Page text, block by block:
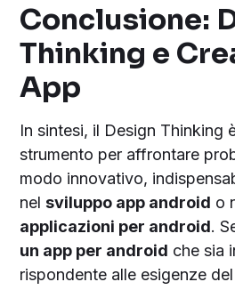
Conclusione:
Thinking e
App
In sintesi, il Design Thinking
strumento per affrontare
modo innovativo,
nelsviluppo app android o
applicazioni per android.
un app per android che sia
rispondente alle esigenze